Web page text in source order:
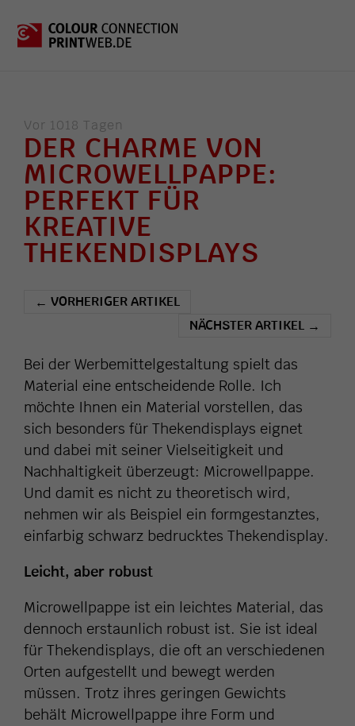
Vor 1018 Tagen
DER CHARME VON
MICROWELLPAPPE:
PERFEKT FÜR
KREATIVE
THEKENDISPLAYS
← VORHERIGER ARTIKEL
NÄCHSTER ARTIKEL →
Bei der Werbemittelgestaltung spielt das
Material eine entscheidende Rolle. Ich
möchte Ihnen ein Material vorstellen, das
sich besonders für Thekendisplays eignet
und dabei mit seiner Vielseitigkeit und
Nachhaltigkeit überzeugt: Microwellpappe.
Und damit es nicht zu theoretisch wird,
nehmen wir als Beispiel ein formgestanztes,
einfarbig schwarz bedrucktes Thekendisplay.
Leicht, aber robust
Microwellpappe ist ein leichtes Material, das
dennoch erstaunlich robust ist. Sie ist ideal
für Thekendisplays, die oft an verschiedenen
Orten aufgestellt und bewegt werden
müssen. Trotz ihres geringen Gewichts
behält Microwellpappe ihre Form und